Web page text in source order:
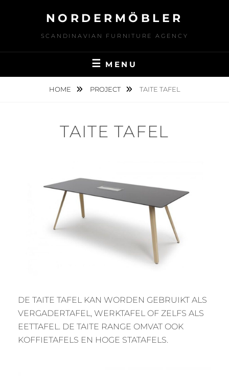
NORDERMÖBLER
SCANDINAVIAN FURNITURE AGENCY
MENU
HOME PROJECT TAITE TAFEL
TAITE TAFEL
DE TAITE TAFEL KAN WORDEN GEBRUIKT ALS
VERGADERTAFEL, WERKTAFEL OF ZELFS ALS
EETTAFEL. DE TAITE RANGE OMVAT OOK
KOFFIETAFELS EN HOGE STATAFELS.